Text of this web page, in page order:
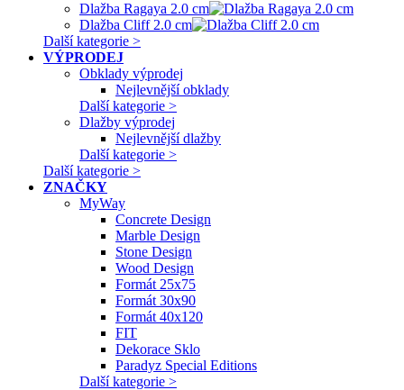
Dlažba Ragaya 2.0 cm
Dlažba Cliff 2.0 cm
Další kategorie >
VÝPRODEJ
Obklady výprodej
Nejlevnější obklady
Další kategorie >
Dlažby výprodej
Nejlevnější dlažby
Další kategorie >
Další kategorie >
ZNAČKY
MyWay
Concrete Design
Marble Design
Stone Design
Wood Design
Formát 25x75
Formát 30x90
Formát 40x120
FIT
Dekorace Sklo
Paradyz Special Editions
Další kategorie >